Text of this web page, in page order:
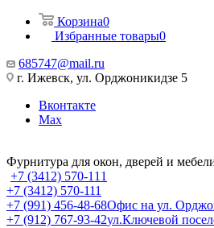
Корзина0
Избранные товары0
685747@mail.ru
г. Ижевск, ул. Орджоникидзе 5
Вконтакте
Max
Фурнитура для окон, дверей и
+7 (3412) 570-111
+7 (3412) 570-111
+7 (991) 456-48-68Офис на ул.
+7 (912) 767-93-42ул.Ключевой